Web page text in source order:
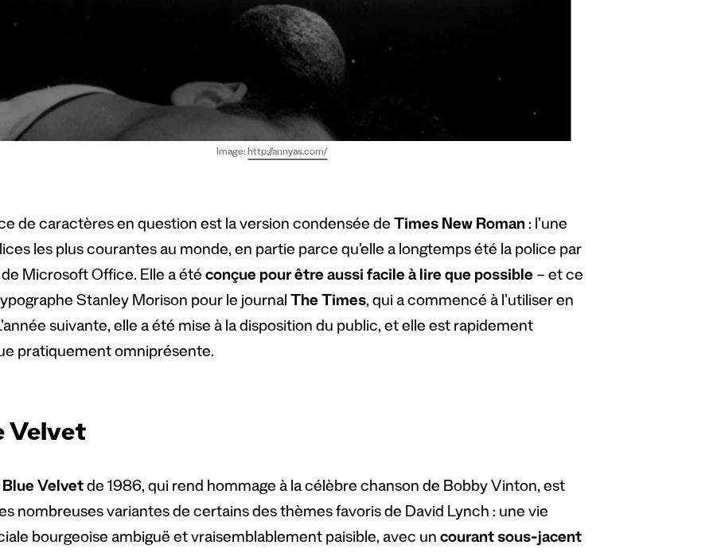
Image: http://annyas.com/
de caractères en question est la version condensée de Times New Roman: l’une
les plus courantes au monde, en partie parce qu’elle a longtemps été la police par
Microsoft Office. Elle a été conçue pour être aussi facile à lire que possible – et ce
Stanley Morison pour le journal The Times, qui a commencé à l’utiliser en
suivante, elle a été mise à la disposition du public, et elle est rapidement
pratiquement omniprésente.
Velvet
Blue Velvetde 1986, qui rend hommage à la célèbre chanson de Bobby Vinton, est
nombreuses variantes de certains des thèmes favoris de David Lynch : une vie
bourgeoise ambiguë et vraisemblablement paisible, avec un courant sous-jacent